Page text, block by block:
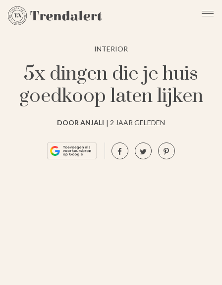
INTERIOR
5x dingen die je huis
goedkoop laten lijken
DOOR ANJALI 2 JAAR GELEDEN